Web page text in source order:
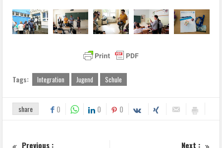
Tags: Integration Jugend Schule
share 0 0 0
Previous :
Next :